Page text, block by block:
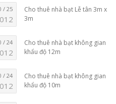
/ 25
Cho thuê nhà bạt Lễ tân 3m x
3m
/ 24
Cho thuê nhà bạt không gian
khẩu độ 12m
/ 24
Cho thuê nhà bạt không gian
khẩu độ 10m